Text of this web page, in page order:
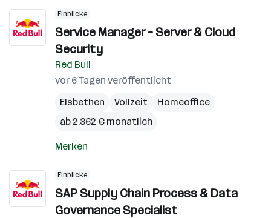
Einblicke
Service Manager – Server & Cloud
Security
Red Bull
vor 6 Tagen veröffentlicht
Elsbethen
Vollzeit
Homeoffice
ab 2.362 € monatlich
Merken
Einblicke
SAP Supply Chain Process & Data
Governance Specialist